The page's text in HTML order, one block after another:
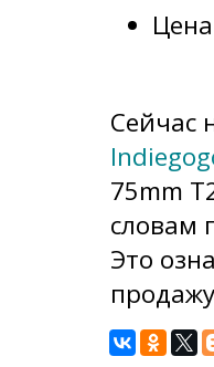
Сейчас
75mm
словам
Это